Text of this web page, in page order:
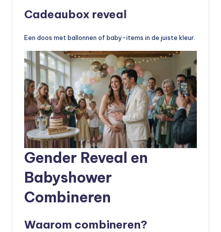
Cadeaubox reveal
Een doos met ballonnen of baby-items in de juiste kleur.
Gender Reveal en
Babyshower
Combineren
Waarom combineren?